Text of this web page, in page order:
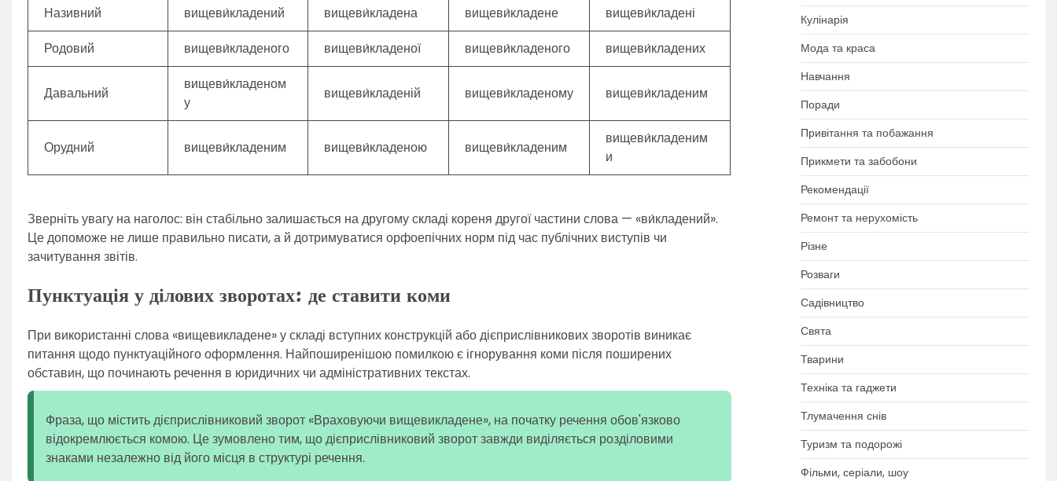
Називний вищеви́кладений вищеви́кладена вищеви́кладене
вищеви́кладені
Родовий
вищеви́кладеного вищеви́кладеної вищеви́кладеного вищеви́кладених
Давальний
вищеви́кладеном
у
вищеви́кладеній вищеви́кладеному вищеви́кладеним
Орудний вищеви́кладеним вищеви́кладеною вищеви́кладеним
вищеви́кладеним
и
Зверніть увагу на наголос: він стабільно залишається на другому складі кореня другої частини слова — «ви́кладений».
Це допоможе не лише правильно писати, а й дотримуватися орфоепічних норм під час публічних виступів чи
зачитування звітів.
Пунктуація у ділових зворотах: де ставити коми
При використанні слова «вищевикладене» у складі вступних конструкцій або дієприслівникових зворотів виникає
питання щодо пунктуаційного оформлення. Найпоширенішою помилкою є ігнорування коми після поширених
обставин, що починають речення в юридичних чи адміністративних текстах.
Фраза, що містить дієприслівниковий зворот «Враховуючи вищевикладене», на початку речення обов'язково
відокремлюється комою. Це зумовлено тим, що дієприслівниковий зворот завжди виділяється розділовими
знаками незалежно від його місця в структурі речення.
Кулінарія
Мода та краса
Навчання
Поради
Привітання та побажання
Прикмети та забобони
Рекомендації
Ремонт та нерухомість
Різне
Розваги
Садівництво
Свята
Тварини
Техніка та гаджети
Тлумачення снів
Туризм та подорожі
Фільми, серіали, шоу